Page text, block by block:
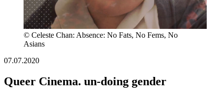
© Celeste Chan: Absence: No Fats, No Fems, No
Asians
07.07.2020
Queer Cinema. un-doing gender